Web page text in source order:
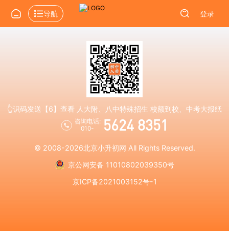
导航 登录
👆识码发送【6】查看 人大附、八中特殊招生 校额到校、中考大报纸
咨询电话:
010-
5624 8351
© 2008-2026北京小升初网 All Rights Reserved.
京公网安备 11010802039350号
京ICP备2021003152号-1